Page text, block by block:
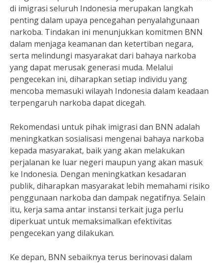
di imigrasi seluruh Indonesia merupakan langkah
penting dalam upaya pencegahan penyalahgunaan
narkoba. Tindakan ini menunjukkan komitmen BNN
dalam menjaga keamanan dan ketertiban negara,
serta melindungi masyarakat dari bahaya narkoba
yang dapat merusak generasi muda. Melalui
pengecekan ini, diharapkan setiap individu yang
mencoba memasuki wilayah Indonesia dalam keadaan
terpengaruh narkoba dapat dicegah.
Rekomendasi untuk pihak imigrasi dan BNN adalah
meningkatkan sosialisasi mengenai bahaya narkoba
kepada masyarakat, baik yang akan melakukan
perjalanan ke luar negeri maupun yang akan masuk
ke Indonesia. Dengan meningkatkan kesadaran
publik, diharapkan masyarakat lebih memahami risiko
penggunaan narkoba dan dampak negatifnya. Selain
itu, kerja sama antar instansi terkait juga perlu
diperkuat untuk memaksimalkan efektivitas
pengecekan yang dilakukan.
Ke depan, BNN sebaiknya terus berinovasi dalam